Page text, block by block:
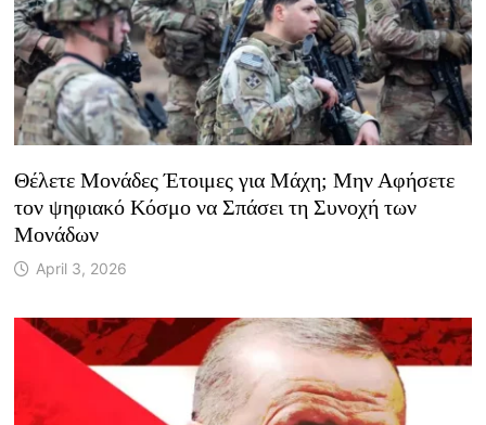
Θέλετε Μονάδες Έτοιμες για Μάχη; Μην Αφήσετε
τον ψηφιακό Κόσμο να Σπάσει τη Συνοχή των
Μονάδων
April 3, 2026